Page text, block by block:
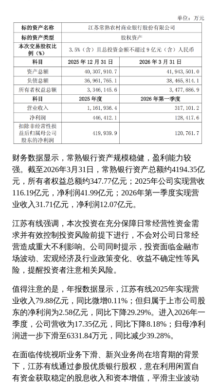
财务数据显示，常熟银行资产规模稳健，盈利能力较
强。截至2026年3月31日，常熟银行资产总额约4194.35亿
元，所有者权益总额约347.77亿元；2025年公司实现营收
116.19亿元，净利润41.99亿元；2026年第一季度实现营
业收入31.71亿元，净利润12.07亿元。
江苏有线强调，本次投资在充分保障日常经营性资金需
求并有效控制投资风险前提下进行，不会对公司日常经
营造成重大不利影响。公司同时提示，投资面临金融市
场波动、宏观经济及行业政策变化、收益不确定性等风
险，提醒投资者注意相关风险。
值得注意的是，年报数据显示，江苏有线2025年实现营
业收入79.88亿元，同比微增0.11%；但归属于上市公司股
东的净利润为2.58亿元，同比下降29.29%。进入2026年一
季度，公司营收为17.35亿元，同比下降8.18%；归母净利
润进一步下滑至6331.84万元，同比减少39.28%。
在面临传统视听业务下滑、新兴业务尚在培育期的背景
下，江苏有线通过参股优质银行股权，意在利用闲置自
有资金获取稳定的股息收入和资本增值，平滑主业波动